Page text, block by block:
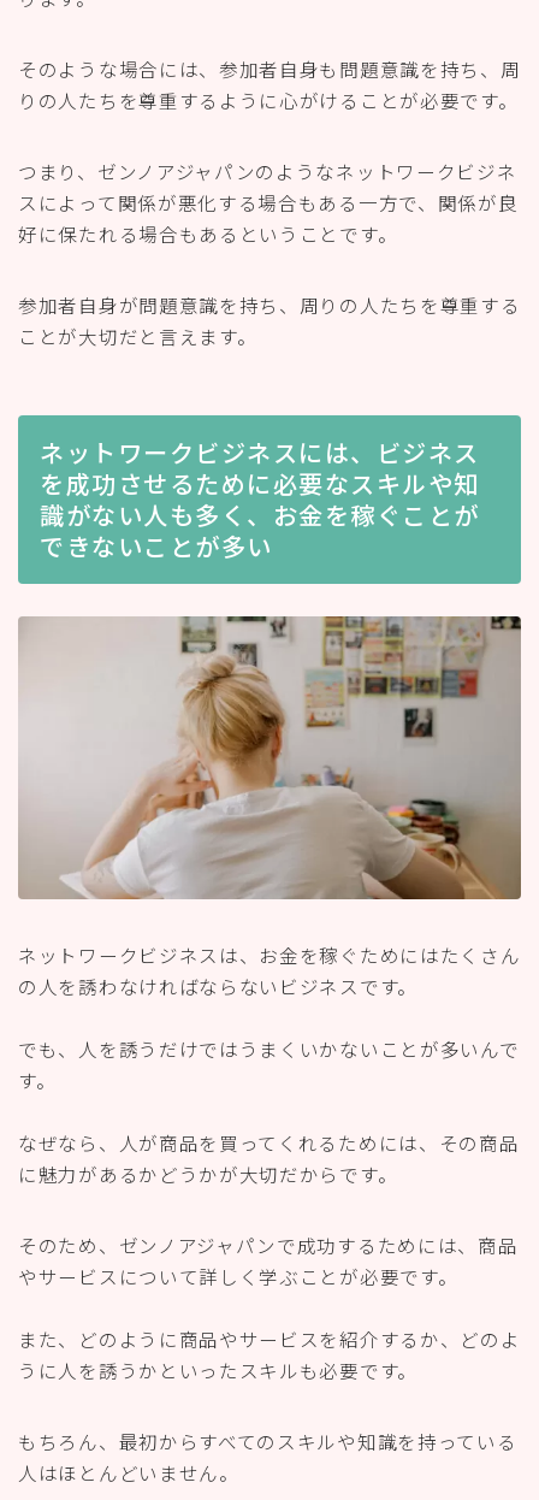
そのような場合には、参加者自身も問題意識を持ち、周
りの人たちを尊重するように心がけることが必要です。
つまり、ゼンノアジャパンのようなネットワークビジネ
スによって関係が悪化する場合もある一方で、関係が良
好に保たれる場合もあるということです。
参加者自身が問題意識を持ち、周りの人たちを尊重する
ことが大切だと言えます。
ネットワークビジネスには、ビジネス
を成功させるために必要なスキルや知
識がない人も多く、お金を稼ぐことが
できないことが多い
ネットワークビジネスは、お金を稼ぐためにはたくさん
の人を誘わなければならないビジネスです。
でも、人を誘うだけではうまくいかないことが多いんで
す。
なぜなら、人が商品を買ってくれるためには、その商品
に魅力があるかどうかが大切だからです。
そのため、ゼンノアジャパンで成功するためには、商品
やサービスについて詳しく学ぶことが必要です。
また、どのように商品やサービスを紹介するか、どのよ
うに人を誘うかといったスキルも必要です。
もちろん、最初からすべてのスキルや知識を持っている
人はほとんどいません。